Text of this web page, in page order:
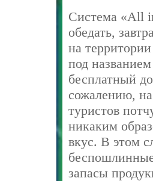
Система «All
обедать,
на
под
бесплатный
сожалению,
туристов
никаким
вкус. В этом
запасы